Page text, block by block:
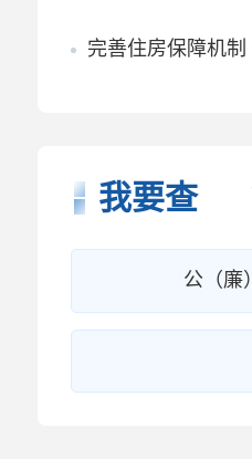
完善住房保障机
我要查
公（廉